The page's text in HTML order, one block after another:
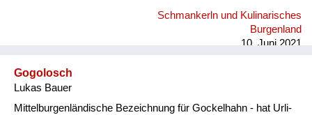
Schmankerln und Kulinarisches
Burgenland
10. Juni 2021
Gogolosch
Lukas Bauer
Mittelburgenländische Bezeichnung für Gockelhahn - hat Urli-